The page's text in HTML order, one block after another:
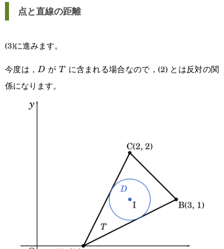
点と直線の距離
(3)に進みます。
今度は，D
D が T
T
に含まれる場合なので，(2) とは反対の関
係になります。